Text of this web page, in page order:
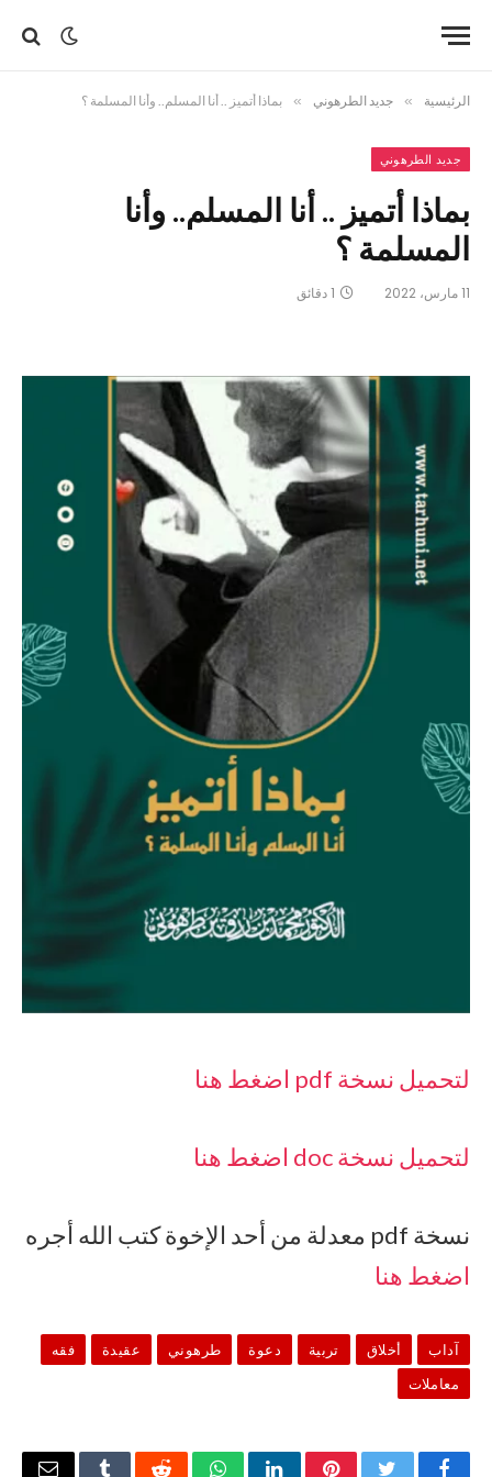
الرئيسية » جديد الطرهوني » بماذا أتميز .. أنا المسلم.. وأنا المسلمة ؟
جديد الطرهوني
بماذا أتميز .. أنا المسلم.. وأنا
المسلمة ؟
11 مارس، 2022 1 دقائق
لتحميل نسخة pdf اضغط هنا
لتحميل نسخة doc اضغط هنا
نسخة pdf معدلة من أحد الإخوة كتب الله أجره
اضغط هنا
آداب أخلاق تربية دعوة طرهوني عقيدة
فقه
معاملات